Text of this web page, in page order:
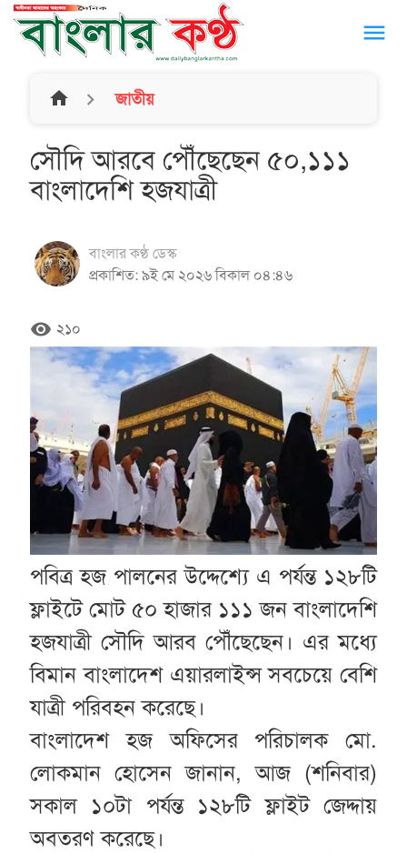
menu
home জাতীয়
সৌদি আরবে পৌঁছেছেন ৫০,১১১
বাংলাদেশি হজযাত্রী
বাংলার কণ্ঠ ডেস্ক
প্রকাশিত: ৯ই মে ২০২৬ বিকাল ০৪:৪৬
remove_red_eye ২১০
পবিত্র হজ পালনের উদ্দেশ্যে এ পর্যন্ত ১২৮টি
ফ্লাইটে মোট ৫০ হাজার ১১১ জন বাংলাদেশি
হজযাত্রী সৌদি আরব পৌঁছেছেন। এর মধ্যে
বিমান বাংলাদেশ এয়ারলাইন্স সবচেয়ে বেশি
যাত্রী পরিবহন করেছে।
বাংলাদেশ হজ অফিসের পরিচালক মো.
লোকমান হোসেন জানান, আজ (শনিবার)
সকাল ১০টা পর্যন্ত ১২৮টি ফ্লাইট জেদ্দায়
অবতরণ করেছে।